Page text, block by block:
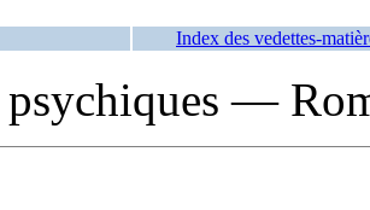
Index des vedettes-
psychiques —